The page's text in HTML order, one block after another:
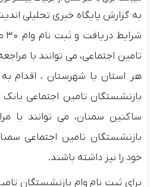
به گزارش پایگاه خبری تحلیلی
تامین اجتماعی، می توانند با
هر استان یا شهرستان ، اقدام
بازنشستگان تامین اجتماعی بانک
ساکنین سمنان، می توانند با
بازنشستگان تامین اجتماعی
خود را نیز داشته باشند.
برای ثبت نام وام بازنشستگان